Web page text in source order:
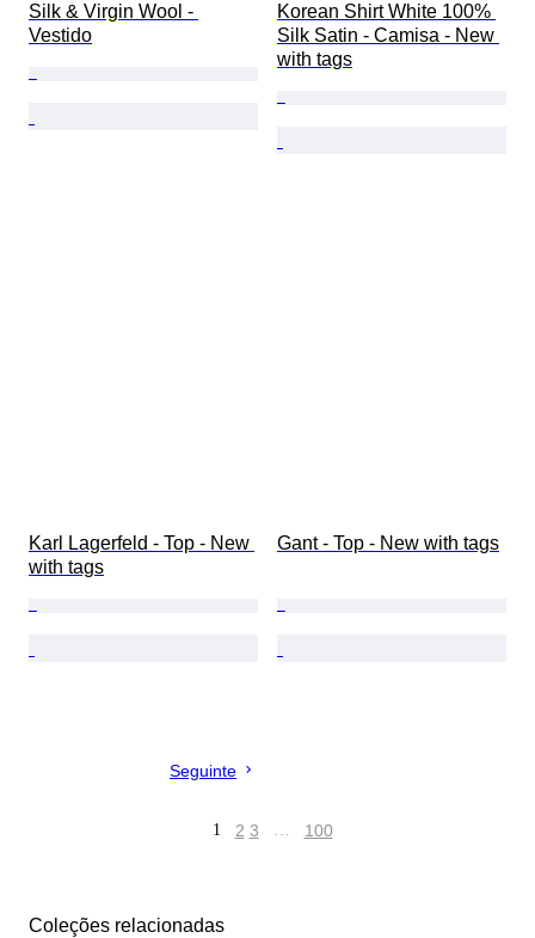
Silk & Virgin Wool -
Vestido
Korean Shirt White 100%
Silk Satin - Camisa - New
with tags
Karl Lagerfeld - Top - New
with tags
Gant - Top - New with tags
Seguinte
1 2 3 … 100
Coleções relacionadas